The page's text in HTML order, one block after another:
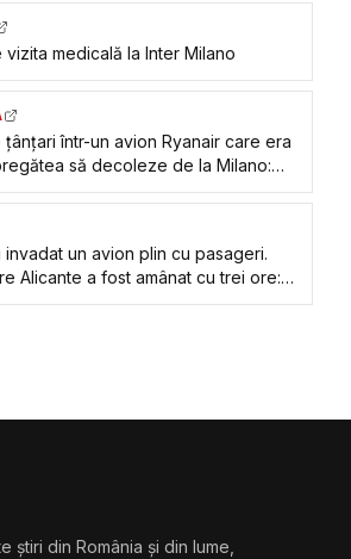
vizita medicală la Inter Milano
într-un avion Ryanair care era
să decoleze de la Milano:
că mă vor mânca de vie” | VIDEO
invadat un avion plin cu pasageri.
Alicante a fost amânat cu trei ore:
că mă vor mânca de vie”
știri din România și din lume,